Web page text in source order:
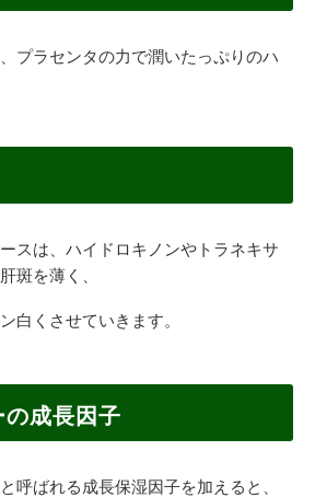
プラセンタの力で潤いたっぷりのハ
スは、ハイドロキノンやトラネキサ
斑を薄く、
白くさせていきます。
成長因子
呼ばれる成長保湿因子を加えると、